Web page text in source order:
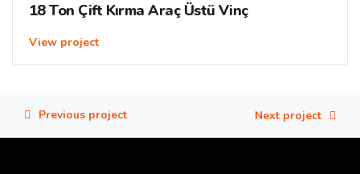
18 Ton Çift Kırma Araç Üstü Vinç
View project
Previous project Next project